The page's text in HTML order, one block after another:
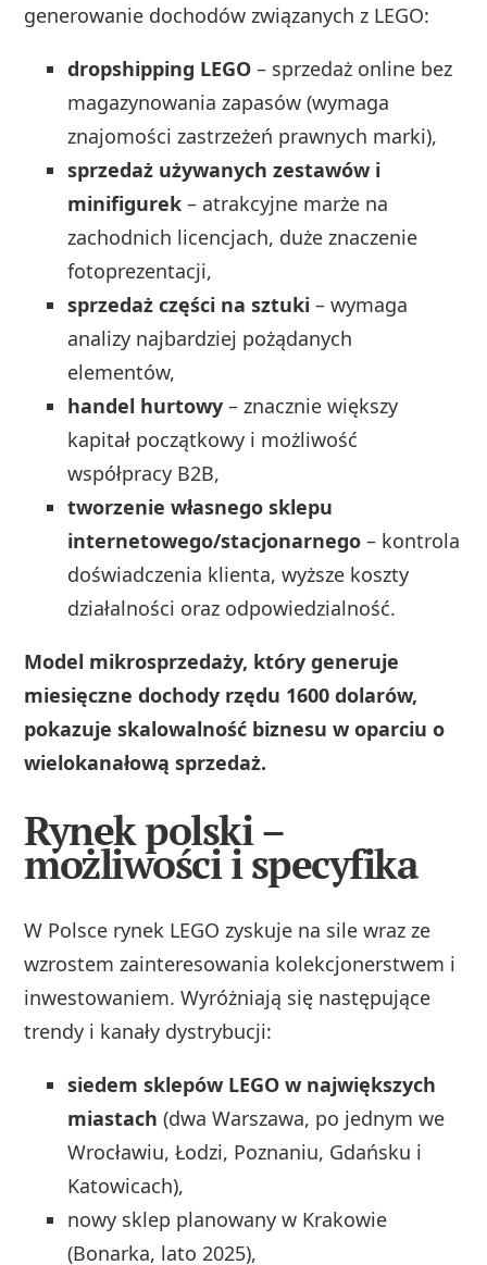
generowanie dochodów związanych z LEGO:
dropshipping LEGO – sprzedaż online bez
magazynowania zapasów (wymaga
znajomości zastrzeżeń prawnych marki),
sprzedaż używanych zestawów i
minifigurek – atrakcyjne marże na
zachodnich licencjach, duże znaczenie
fotoprezentacji,
sprzedaż części na sztuki – wymaga
analizy najbardziej pożądanych
elementów,
handel hurtowy – znacznie większy
kapitał początkowy i możliwość
współpracy B2B,
tworzenie własnego sklepu
internetowego/stacjonarnego – kontrola
doświadczenia klienta, wyższe koszty
działalności oraz odpowiedzialność.
Model mikrosprzedaży, który generuje
miesięczne dochody rzędu 1600 dolarów,
pokazuje skalowalność biznesu w oparciu o
wielokanałową sprzedaż.
Rynek polski –
możliwości i specyfika
W Polsce rynek LEGO zyskuje na sile wraz ze
wzrostem zainteresowania kolekcjonerstwem i
inwestowaniem. Wyróżniają się następujące
trendy i kanały dystrybucji:
siedem sklepów LEGO w największych
miastach (dwa Warszawa, po jednym we
Wrocławiu, Łodzi, Poznaniu, Gdańsku i
Katowicach),
nowy sklep planowany w Krakowie
(Bonarka, lato 2025),